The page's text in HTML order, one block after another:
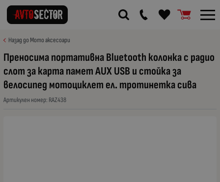
Назад до Мото аксесоари
Преносима портативна Bluetooth колонка с радио
слот за карта памет AUX USB и стойка за
велосипед мотоциклет ел. тротинетка сива
Артикулен номер: RAZ438